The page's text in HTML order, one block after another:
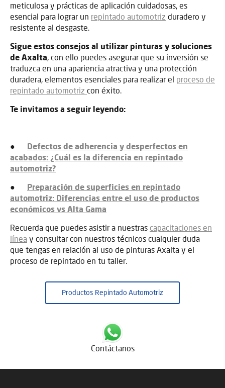
Productos Repintado Automotriz
Contáctanos
meticulosa y prácticas de aplicación cuidadosas, es
esencial para lograr un repintado automotriz duradero y
resistente al desgaste.
Sigue estos consejos al utilizar pinturas y soluciones
de Axalta, con ello puedes asegurar que su inversión se
traduzca en una apariencia atractiva y una protección
duradera, elementos esenciales para realizar el proceso de
repintado automotriz con éxito.
Te invitamos a seguir leyendo:
● Defectos de adherencia y desperfectos en
acabados: ¿Cuál es la diferencia en repintado
automotriz?
● Preparación de superficies en repintado
automotriz: Diferencias entre el uso de productos
económicos vs Alta Gama
Recuerda que puedes asistir a nuestras capacitaciones en
línea y consultar con nuestros técnicos cualquier duda
que tengas en relación al uso de pinturas Axalta y el
proceso de repintado en tu taller.